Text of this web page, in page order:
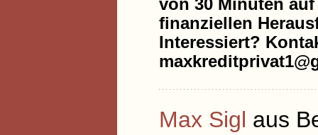
von 30 Minuten
finanziellen
Interessiert?
Max Sigl aus